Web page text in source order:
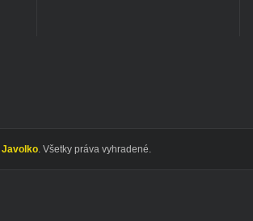
Javolko. Všetky práva vyhradené.